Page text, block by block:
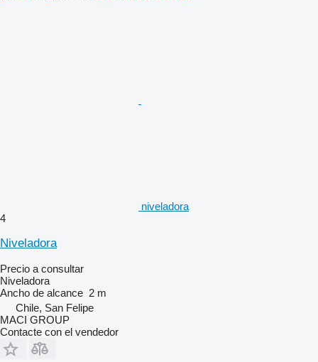
niveladora
4
Niveladora
Precio a consultar
Niveladora
Ancho de alcance 2 m
Chile, San Felipe
MACI GROUP
Contacte con el vendedor